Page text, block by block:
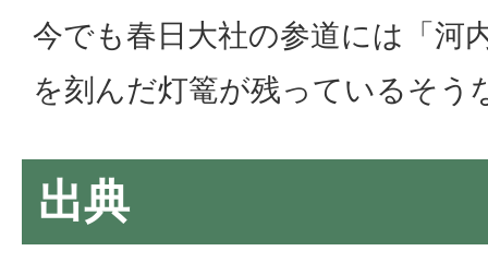
今でも春日大社の参道には「河
を刻んだ灯篭が残っているそう
出典